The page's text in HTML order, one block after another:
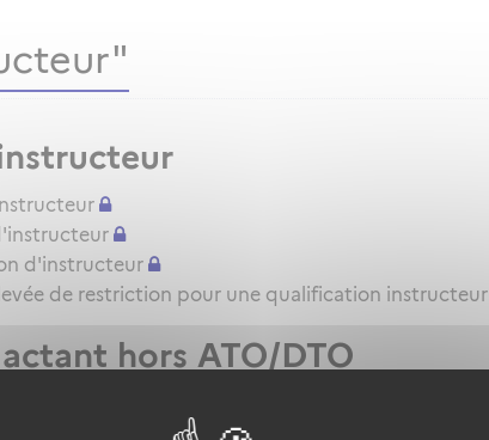
d'instructeur
de restriction pour une qualification instructeur
hors ATO/DTO
l'attestation de formation pratique QC/QT